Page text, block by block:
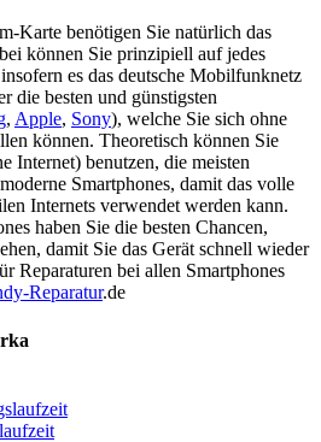
Karte benötigen Sie natürlich das
können Sie prinzipiell auf jedes
es das deutsche Mobilfunknetz
die besten und günstigsten
, Apple, Sony), welche Sie sich ohne
können. Theoretisch können Sie
Internet) benutzen, die meisten
Smartphones, damit das volle
Internets verwendet werden kann.
haben Sie die besten Chancen,
damit Sie das Gerät schnell wieder
Reparaturen bei allen Smartphones
Reparatur.de